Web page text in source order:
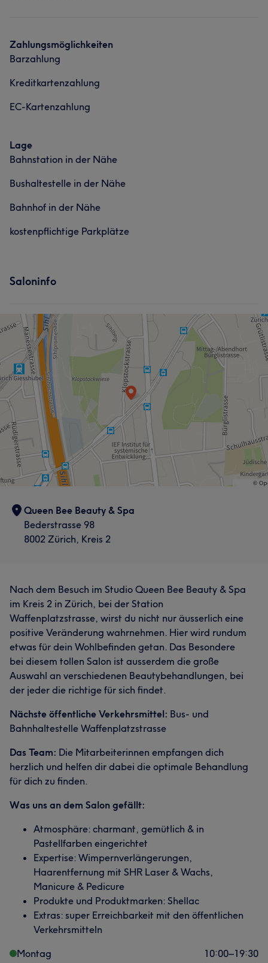
Freundlich
Professionell 5
Was unsere Kunden über Tiffany sagen
Freundlich Professionell Kompetent
Sympathisch
Portfolio
Was unsere Kunden über Mitarbeiter sagen
Professionell 10 Aufmerksam 7 Effizient 5
Zahlungsmöglichkeiten
Barzahlung
Kreditkartenzahlung
EC-Kartenzahlung
Lage
Bahnstation in der Nähe
Bushaltestelle in der Nähe
Bahnhof in der Nähe
kostenpflichtige Parkplätze
Saloninfo
Queen Bee Beauty & Spa
Bederstrasse 98
8002 Zürich, Kreis 2
Nach dem Besuch im Studio Queen Bee Beauty & Spa
im Kreis 2 in Zürich, bei der Station
Waffenplatzstrasse, wirst du nicht nur äusserlich eine
positive Veränderung wahrnehmen. Hier wird rundum
etwas für dein Wohlbefinden getan. Das Besondere
bei diesem tollen Salon ist ausserdem die große
Auswahl an verschiedenen Beautybehandlungen, bei
der jeder die richtige für sich findet.
Nächste öffentliche Verkehrsmittel: Bus- und
Bahnhaltestelle Waffenplatzstrasse
Das Team: Die Mitarbeiterinnen empfangen dich
herzlich und helfen dir dabei die optimale Behandlung
für dich zu finden.
Was uns an dem Salon gefällt:
Atmosphäre: charmant, gemütlich & in
Pastellfarben eingerichtet
Expertise: Wimpernverlängerungen,
Haarentfernung mit SHR Laser & Wachs,
Manicure & Pedicure
Produkte und Produktmarken: Shellac
Extras: super Erreichbarkeit mit den öffentlichen
Verkehrsmitteln
Montag
10:00–19:30